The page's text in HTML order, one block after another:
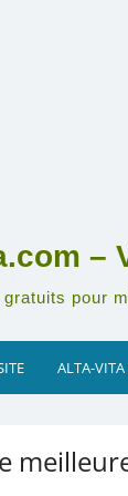
–
gratuits pour
ALTA-